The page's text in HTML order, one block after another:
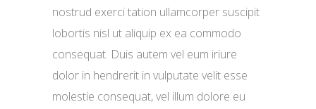
nostrud exerci tation ullamcorper suscipit
lobortis nisl ut aliquip ex ea commodo
consequat. Duis autem vel eum iriure
dolor in hendrerit in vulputate velit esse
molestie consequat, vel illum dolore eu